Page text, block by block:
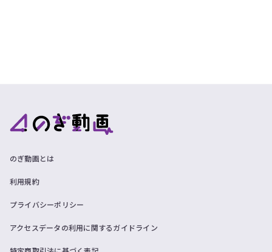
のぎ動画とは
利用規約
プライバシーポリシー
アクセスデータの利用に関するガイドライン